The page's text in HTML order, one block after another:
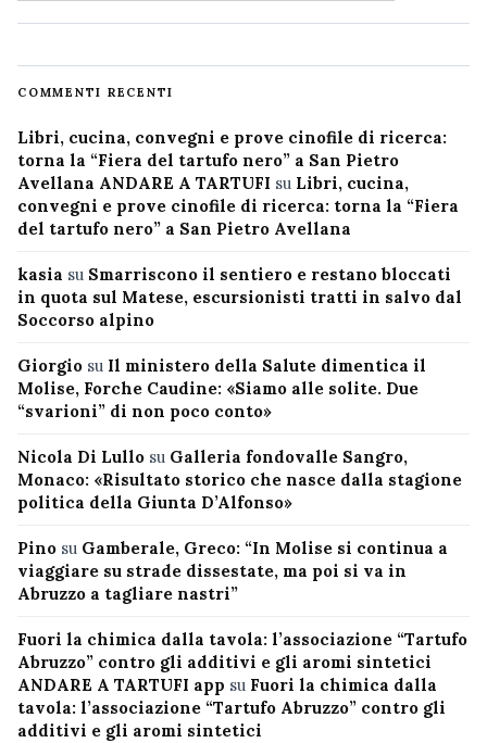
COMMENTI RECENTI
Libri, cucina, convegni e prove cinofile di ricerca:
torna la “Fiera del tartufo nero” a San Pietro
Avellana ANDARE A TARTUFI su Libri, cucina,
convegni e prove cinofile di ricerca: torna la “Fiera
del tartufo nero” a San Pietro Avellana
kasia su Smarriscono il sentiero e restano bloccati
in quota sul Matese, escursionisti tratti in salvo dal
Soccorso alpino
Giorgio su Il ministero della Salute dimentica il
Molise, Forche Caudine: «Siamo alle solite. Due
“svarioni” di non poco conto»
Nicola Di Lullo su Galleria fondovalle Sangro,
Monaco: «Risultato storico che nasce dalla stagione
politica della Giunta D’Alfonso»
Pino su Gamberale, Greco: “In Molise si continua a
viaggiare su strade dissestate, ma poi si va in
Abruzzo a tagliare nastri”
Fuori la chimica dalla tavola: l’associazione “Tartufo
Abruzzo” contro gli additivi e gli aromi sintetici
ANDARE A TARTUFI app su Fuori la chimica dalla
tavola: l’associazione “Tartufo Abruzzo” contro gli
additivi e gli aromi sintetici